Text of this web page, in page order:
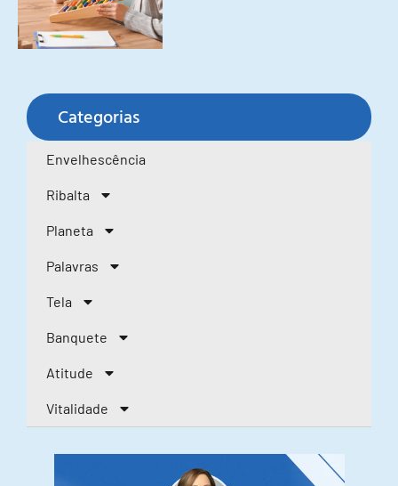
Categorias
Envelhescência
Ribalta
Planeta
Palavras
Tela
Banquete
Atitude
Vitalidade